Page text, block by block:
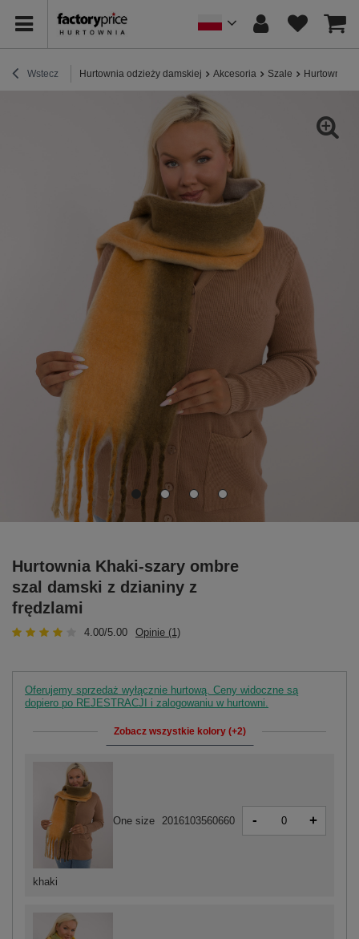
Wstecz Hurtownia odzieży damskiej Akcesoria Szale Hurtownia
Hurtownia Khaki-szary ombre
szal damski z dzianiny z
frędzlami
4.00/5.00 Opinie (1)
Oferujemy sprzedaż wyłącznie hurtową. Ceny widoczne są
dopiero po REJESTRACJI i zalogowaniu w hurtowni.
Zobacz wszystkie kolory (+2)
khaki
One size 2016103560660 - +